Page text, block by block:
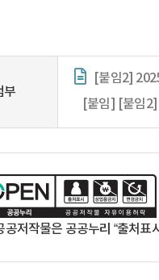
부
[붙임2]
[붙임] [붙임2]
공저작물은 공공누리 “출처